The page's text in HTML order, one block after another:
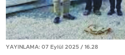
YAYINLAMA: 07 Eylül 2025 / 16.28